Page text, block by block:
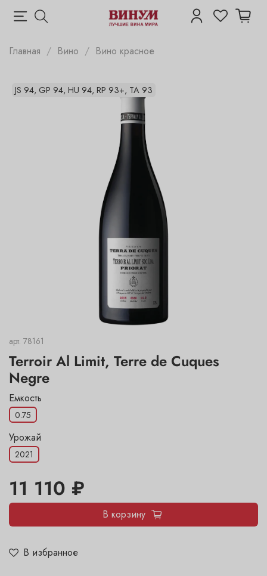
Главная Вино Вино красное
JS 94, GP 94, HU 94, RP 93+, TA 93
арт. 78161
Terroir Al Limit, Terre de Cuques
Negre
В избранное
Емкость
0.75
Урожай
2021
11 110 ₽
В корзину